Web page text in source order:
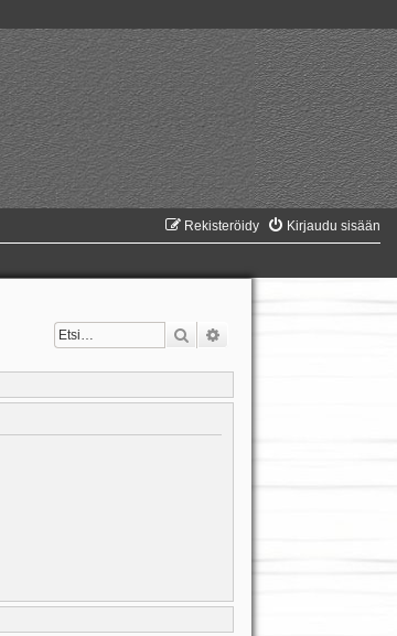
Kirjaudu sisään
Rekisteröidy
Etsi